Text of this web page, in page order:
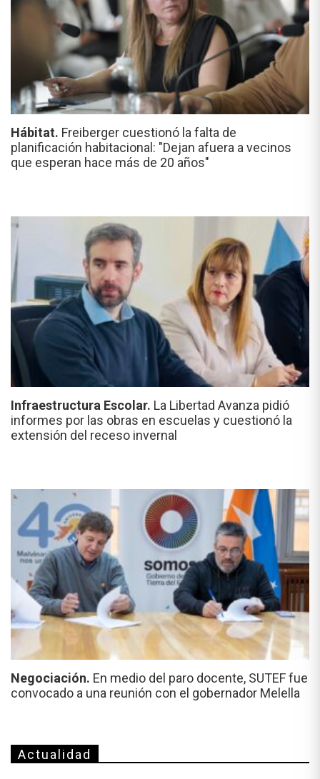
Hábitat. Freiberger cuestionó la falta de
planificación habitacional: "Dejan afuera a vecinos
que esperan hace más de 20 años"
Infraestructura Escolar. La Libertad Avanza pidió
informes por las obras en escuelas y cuestionó la
extensión del receso invernal
Negociación. En medio del paro docente, SUTEF fue
convocado a una reunión con el gobernador Melella
Actualidad